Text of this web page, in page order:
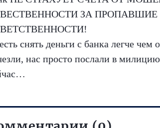
ЗА
снять деньги с банка легче
нас просто послали в